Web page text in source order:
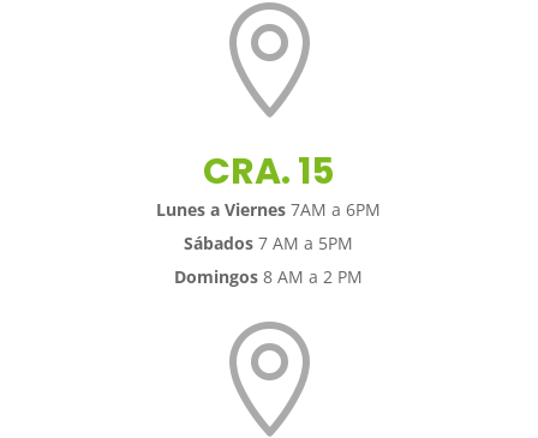

CRA. 15
Lunes a Viernes7AM a 6PM
Sábados7 AM a 5PM
Domingos8 AM a 2 PM
